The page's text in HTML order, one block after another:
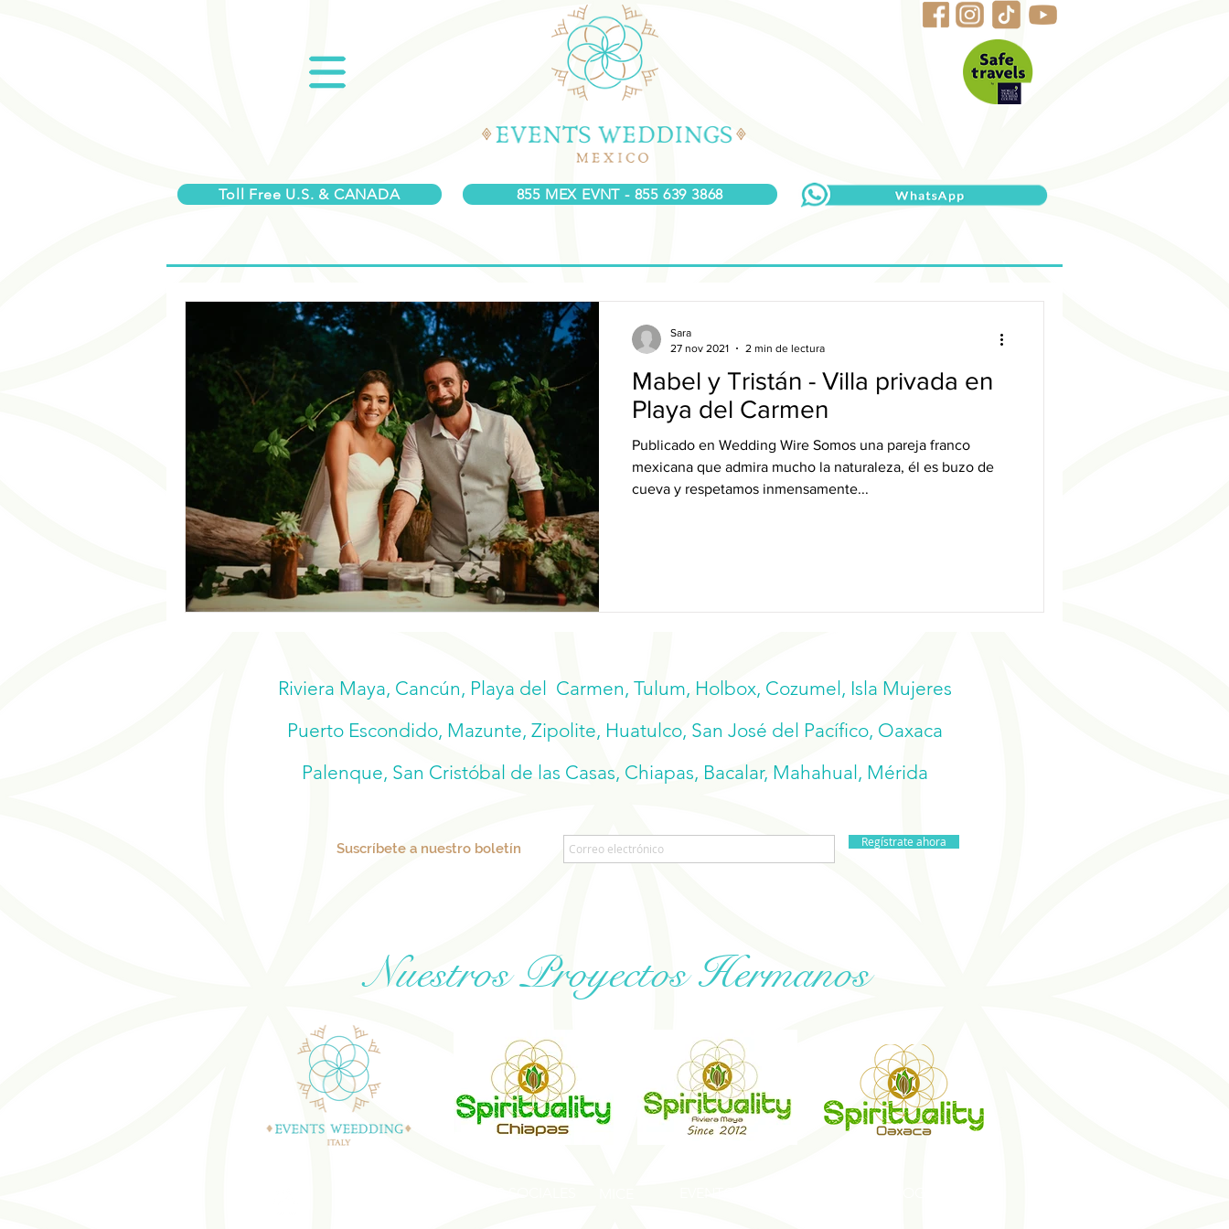
Toll Free U.S. & CANADA 855 MEX EVNT - 855 639 3868
Mabel y Tristán - Villa privada en
Playa del Carmen
Publicado en Wedding Wire Somos una pareja franco
mexicana que admira mucho la naturaleza, él es buzo de
cueva y respetamos inmensamente...
Sara
27 nov 2021
2 min de lectura
Riviera Maya, Cancún, Playa del Carmen, Tulum, Holbox, Cozumel, Isla Mujeres
Puerto Escondido, Mazunte, Zipolite, Huatulco, San José del Pacífico, Oaxaca
Palenque, San Cristóbal de las Casas, Chiapas, Bacalar, Mahahual, Mérida
Suscríbete a nuestro boletín Regístrate ahora
Nuestros Proyectos Hermanos